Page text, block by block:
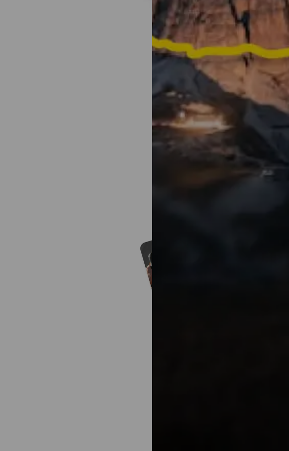
Ubah aktivitas Anda
1 menit yang siap